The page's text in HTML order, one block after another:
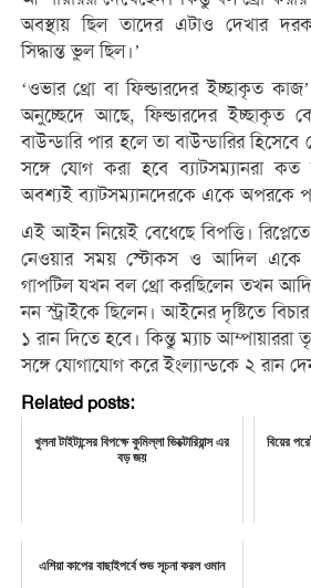
অবস্থায় ছিল তাদের এটাও দেখার
সিদ্ধান্ত ভুল ছিল।’
‘ওভার থ্রো বা ফিল্ডারদের ইচ্ছাকৃত
অনুচ্ছেদে আছে, ফিল্ডারদের ইচ্ছাকৃত
বাউন্ডারি পার হলে তা বাউন্ডারির
সঙ্গে যোগ করা হবে ব্যাটসম্যানরা কত
অবশ্যই ব্যাটসম্যানদেরকে একে অপরকে
এই আইন নিয়েই বেধেছে বিপত্তি। রিপ্লেতে
নেওয়ার সময় স্টোকস ও আদিল একে
গাপটিল যখন বল থ্রো করছিলেন তখন
নন স্ট্রাইকে ছিলেন। আইনের দৃষ্টিতে
১ রান দিতে হবে। কিন্তু ম্যাচ আম্পায়াররা
সঙ্গে যোগাযোগ করে ইংল্যান্ডকে ২ রান
Related posts:
খুলনা টাইটান্সের বিপক্ষে কুমিল্লা ভিক্টোরিয়ান্স এর
বড় জয়
বিয়ের
এশিয়া কাপের বাছাইপর্বে শুভ সূচনা করল ওমান